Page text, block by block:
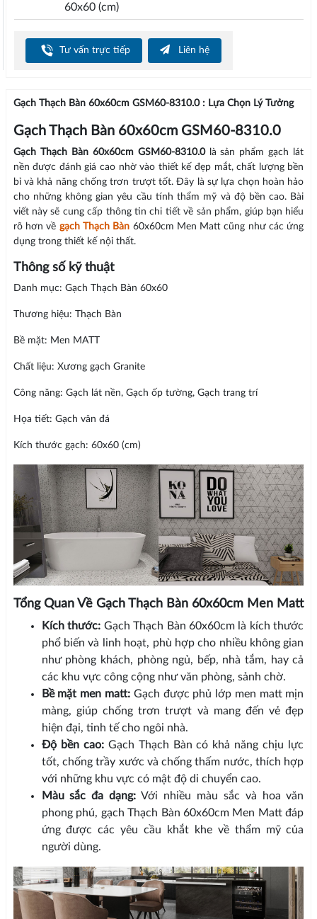
60x60 (cm)
Tư vấn trực tiếp Liên hệ
Gạch Thạch Bàn 60x60cm GSM60-8310.0 : Lựa Chọn Lý Tưởng
Gạch Thạch Bàn 60x60cm GSM60-8310.0
Gạch Thạch Bàn 60x60cm GSM60-8310.0 là sản phẩm gạch lát
nền được đánh giá cao nhờ vào thiết kế đẹp mắt, chất lượng bền
bỉ và khả năng chống trơn trượt tốt. Đây là sự lựa chọn hoàn hảo
cho những không gian yêu cầu tính thẩm mỹ và độ bền cao. Bài
viết này sẽ cung cấp thông tin chi tiết về sản phẩm, giúp bạn hiểu
rõ hơn về gạch Thạch Bàn 60x60cm Men Matt cũng như các ứng
dụng trong thiết kế nội thất.
Thông số kỹ thuật
Danh mục: Gạch Thạch Bàn 60x60
Thương hiệu: Thạch Bàn
Bề mặt: Men MATT
Chất liệu: Xương gạch Granite
Công năng: Gạch lát nền, Gạch ốp tường, Gạch trang trí
Họa tiết: Gạch vân đá
Kích thước gạch: 60x60 (cm)
Tổng Quan Về Gạch Thạch Bàn 60x60cm Men Matt
Kích thước: Gạch Thạch Bàn 60x60cm là kích thước
phổ biến và linh hoạt, phù hợp cho nhiều không gian
như phòng khách, phòng ngủ, bếp, nhà tắm, hay cả
các khu vực công cộng như văn phòng, sảnh chờ.
Bề mặt men matt:Gạch được phủ lớp men matt mịn
màng, giúp chống trơn trượt và mang đến vẻ đẹp
hiện đại, tinh tế cho ngôi nhà.
Độ bền cao:Gạch Thạch Bàn có khả năng chịu lực
tốt, chống trầy xước và chống thấm nước, thích hợp
với những khu vực có mật độ di chuyển cao.
Màu sắc đa dạng: Với nhiều màu sắc và hoa văn
phong phú, gạch Thạch Bàn 60x60cm Men Matt đáp
ứng được các yêu cầu khắt khe về thẩm mỹ của
người dùng.